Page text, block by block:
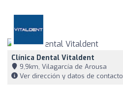
Clínica Dental Vitaldent
9,9km, Vilagarcía de Arousa
Ver dirección y datos de contacto